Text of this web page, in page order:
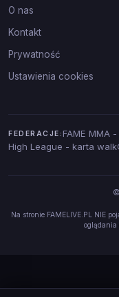
O nas
Kontakt
Prywatność
Ustawienia cookies
FEDERACJE: FAME MMA
High League - karta walk
Na stronie FAMELIVE.PL NIE
oglądania